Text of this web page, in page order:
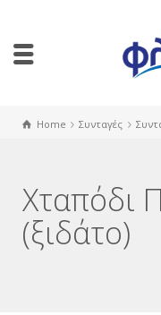
Home Συνταγές
Xταπόδι
(ξιδάτο)